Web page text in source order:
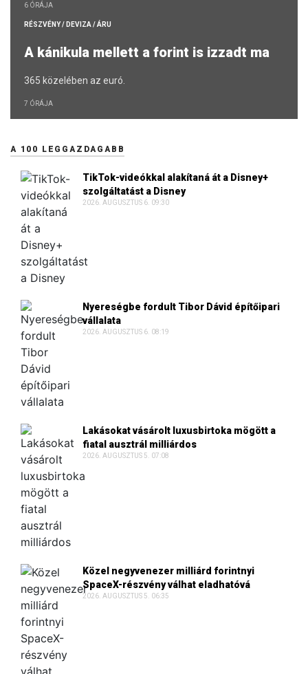
6 ÓRÁJA
RÉSZVÉNY / DEVIZA / ÁRU
A kánikula mellett a forint is izzadt ma
365 közelében az euró.
7 ÓRÁJA
A 100 LEGGAZDAGABB
TikTok-videókkal alakítaná át a Disney+
szolgáltatást a Disney
2026. AUGUSZTUS 6. 09:30
Nyereségbe fordult Tibor Dávid építőipari
vállalata
2026. AUGUSZTUS 6. 08:19
Lakásokat vásárolt luxusbirtoka mögött a
fiatal ausztrál milliárdos
2026. AUGUSZTUS 5. 07:08
Közel negyvenezer milliárd forintnyi
SpaceX-részvény válhat eladhatóvá
2026. AUGUSZTUS 5. 06:35